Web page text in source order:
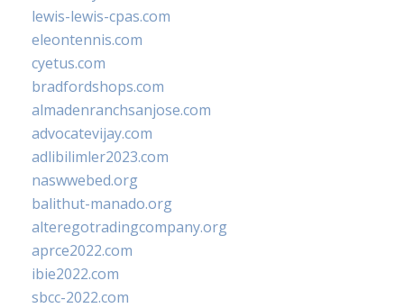
lewis-lewis-cpas.com
eleontennis.com
cyetus.com
bradfordshops.com
almadenranchsanjose.com
advocatevijay.com
adlibilimler2023.com
naswwebed.org
balithut-manado.org
alteregotradingcompany.org
aprce2022.com
ibie2022.com
sbcc-2022.com